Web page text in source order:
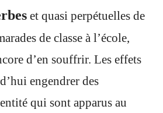
et quasi perpétuelles de
de classe à l’école,
d’en souffrir. Les effets
engendrer des
qui sont apparus au